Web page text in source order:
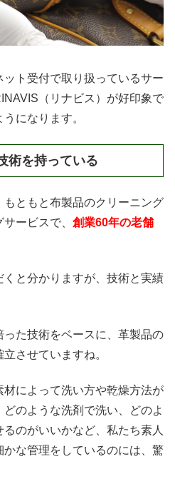
ト受付で取り扱っているサー
（リナビス）が好印象で
になります。
術を持っている
ともと布製品のクリーニング
ービスで、 創業60年の老舗
と分かりますが、技術と実績
た技術をベースに、革製品の
させていますね。
によって洗い方や乾燥方法が
のような洗剤で洗い、どのよ
のがいいかなど、私たち素人
な管理をしているのには、驚